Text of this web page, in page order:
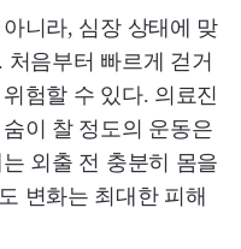
니라, 심장 상태에 맞
음부터 빠르게 걷거
험할 수 있다. 의료진
이 찰 정도의 운동은
외출 전 충분히 몸을
변화는 최대한 피해